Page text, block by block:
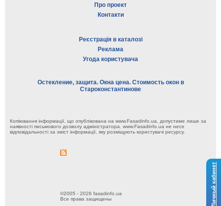
Личный кабинет
Про проект
Контакти
Реєстрація в каталозі
Реклама
Угода користувача
Остекление, защита. Окна цена. Стоимость окон в
Староконстантинове
Копіювання інформації, що опублікована на www.Fasadinfo.ua, допустиме лише за
наявності письмового дозволу адміністратора. www.Fasadinfo.ua не несе
відповідальності за зміст інформації, яку розміщують користувачі ресурсу.
©2005 - 2026 fasadinfo.ua
Все права защищены